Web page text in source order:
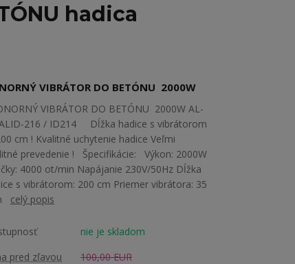
hadica
VIBRÁTOR DO BETÓNU 2000W
VIBRÁTOR DO BETÓNU 2000W AL-
216 / ID214 Dĺžka hadice s vibrátorom
cm ! Kvalitné uchytenie hadice Veľmi
prevedenie ! Špecifikácie: Výkon: 2000W
4000 ot/min Napájanie 230V/50Hz Dĺžka
s vibrátorom: 200 cm Priemer vibrátora: 35
celý popis
nie je skladom
pred zľavou
100,00 EUR